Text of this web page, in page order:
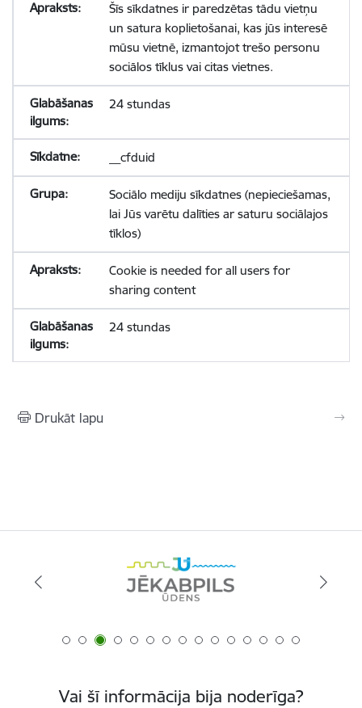
Šīs sīkdatnes ir paredzētas tādu vietņu
un satura koplietošanai, kas jūs interesē
mūsu vietnē, izmantojot trešo personu
sociālos tīklus vai citas vietnes.
24 stundas
__cfduid
Sociālo mediju sīkdatnes (nepieciešamas,
lai Jūs varētu dalīties ar saturu sociālajos
tīklos)
Cookie is needed for all users for
sharing content
24 stundas
Drukāt lapu
Vai šī informācija bija noderīga?